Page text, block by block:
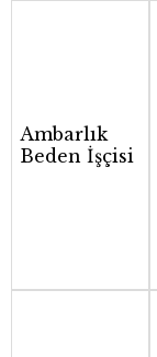
Ambarlık
Beden İşçisi